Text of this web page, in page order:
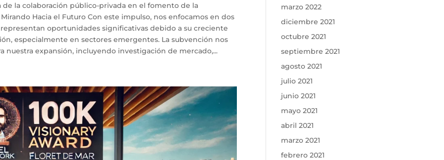
la colaboración público-privada en el fomento de la
Hacia el Futuro Con este impulso, nos enfocamos en dos
representan oportunidades significativas debido a su creciente
especialmente en sectores emergentes. La subvención nos
nuestra expansión, incluyendo investigación de mercado,...
marzo 2022
diciembre 2021
octubre 2021
septiembre 2021
agosto 2021
julio 2021
junio 2021
mayo 2021
abril 2021
marzo 2021
febrero 2021